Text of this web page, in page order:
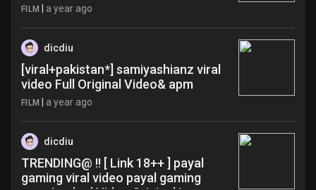
FILM a year ago
dicdiu
[viral+pakistan*] samiyashianz viral
video Full Original Video& apm
FILM a year ago
dicdiu
TRENDING@ !! [ Link 18++ ] payal
gaming viral video payal gaming